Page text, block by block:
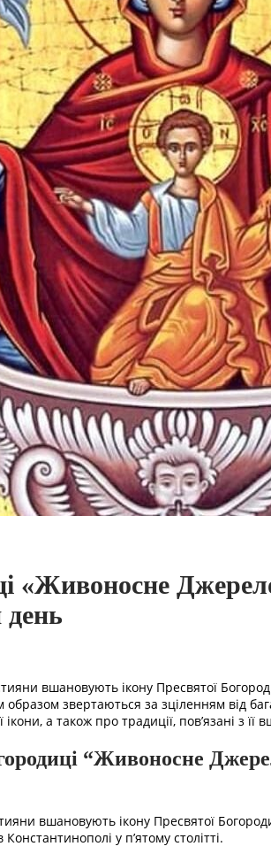
«Живоносне
день
вшановують ікону Пресвятої
образом звертаються за зціленням від
а також про традиції, пов’язані з її
“Живоносне
вшановують ікону Пресвятої
у п’ятому столітті.